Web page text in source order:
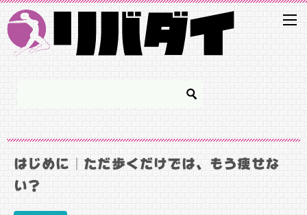
はじめに｜ただ歩くだけでは、もう痩せな
い？